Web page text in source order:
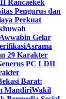
Rancaekek
Pengurus dan
Perkuat
Gelar
Asrama
29 Karakter
PC LDII
Barat:
MandiriWakil